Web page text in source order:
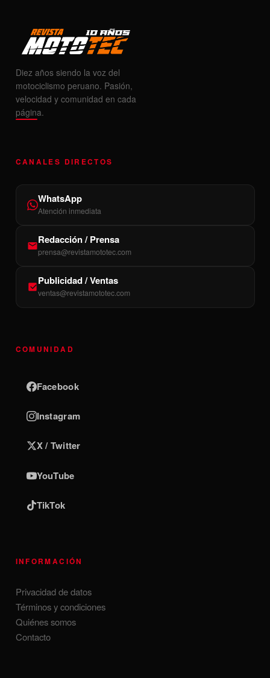
Diez años siendo la voz del
motociclismo peruano. Pasión,
velocidad y comunidad en cada
página.
CANALES DIRECTOS
WhatsApp
Atención inmediata
Redacción / Prensa
prensa@revistamototec.com
Publicidad / Ventas
ventas@revistamototec.com
COMUNIDAD
Facebook
Instagram
X / Twitter
YouTube
TikTok
INFORMACIÓN
Privacidad de datos
Términos y condiciones
Quiénes somos
Contacto